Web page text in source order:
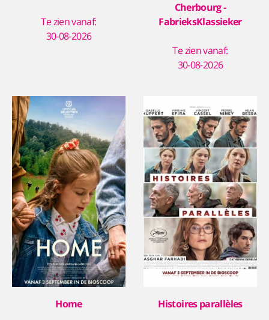
Te zien vanaf:
30-08-2026
Cherbourg -
FabrieksKlassieker
Te zien vanaf:
30-08-2026
Home Histoires parallèles